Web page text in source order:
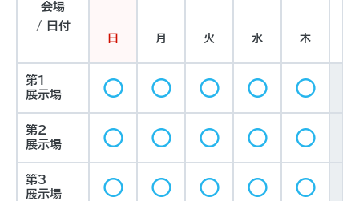
会場
/ 日付
第1
展示場
第2
展示場
第3
展示場
日 月 火 水 木
○ ○ ○ ○ ○
○ ○ ○ ○ ○
○ ○ ○ ○ ○